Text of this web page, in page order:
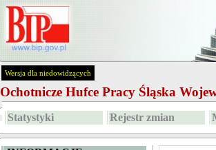
Wersja dla niedowidzących
Ochotnicze Hufce Pracy Śląska
Statystyki Rejestr zmian